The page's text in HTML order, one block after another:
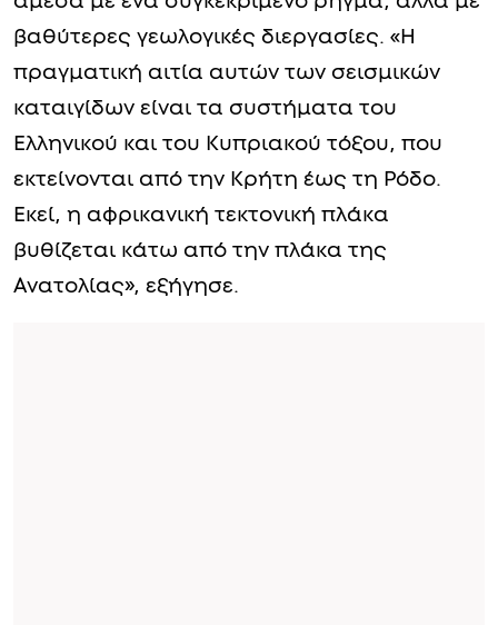
βαθύτερες γεωλογικές διεργασίες. «Η
πραγματική αιτία αυτών των σεισμικών
καταιγίδων είναι τα συστήματα του
Ελληνικού και του Κυπριακού τόξου, που
εκτείνονται από την Κρήτη έως τη Ρόδο.
Εκεί, η αφρικανική τεκτονική πλάκα
βυθίζεται κάτω από την πλάκα της
Ανατολίας», εξήγησε.